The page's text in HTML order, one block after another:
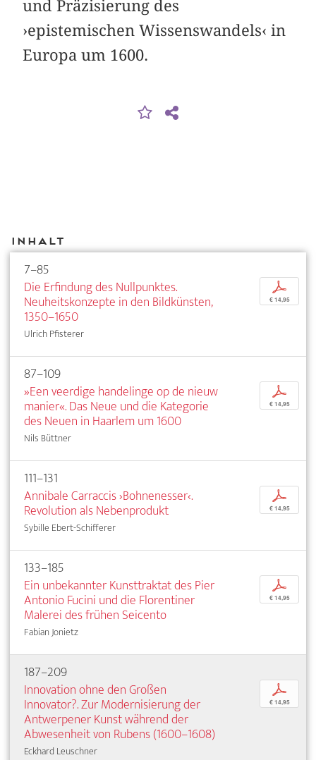
und Präzisierung des
›epistemischen Wissenswandels‹ in
Europa um 1600.
Inhalt
7–85
Die Erfindung des Nullpunktes.
Neuheitskonzepte in den Bildkünsten,
1350–1650
Ulrich Pfisterer
p
€ 14,95
87–109
»Een veerdige handelinge op de nieuw
manier«. Das Neue und die Kategorie
des Neuen in Haarlem um 1600
Nils Büttner
p
€ 14,95
111–131
Annibale Carraccis ›Bohnenesser‹.
Revolution als Nebenprodukt
Sybille Ebert-Schifferer
p
€ 14,95
133–185
Ein unbekannter Kunsttraktat des Pier
Antonio Fucini und die Florentiner
Malerei des frühen Seicento
Fabian Jonietz
p
€ 14,95
187–209
Innovation ohne den Großen
Innovator?. Zur Modernisierung der
Antwerpener Kunst während der
Abwesenheit von Rubens (1600–1608)
Eckhard Leuschner
p
€ 14,95